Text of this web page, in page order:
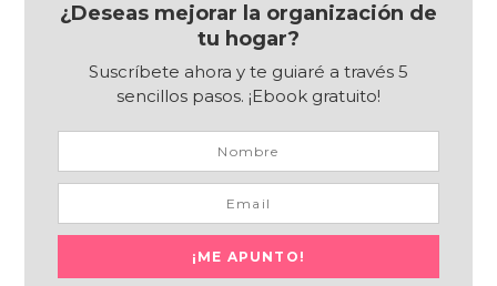
¿Deseas mejorar la organización de
tu hogar?
Suscríbete ahora y te guiaré a través 5
sencillos pasos. ¡Ebook gratuito!